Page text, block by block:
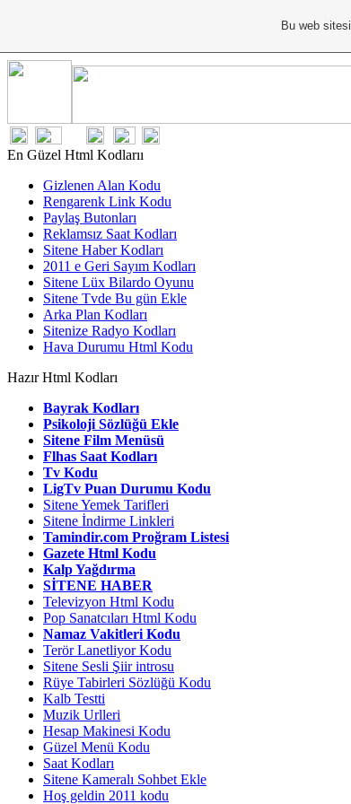
En Güzel Html Kodlarıı
Gizlenen Alan Kodu
Rengarenk Link Kodu
Paylaş Butonları
Reklamsız Saat Kodları
Sitene Haber Kodları
2011 e Geri Sayım Kodları
Sitene Lüx Bilardo Oyunu
Sitene Tvde Bu gün Ekle
Arka Plan Kodları
Sitenize Radyo Kodları
Hava Durumu Html Kodu
Hazır Html Kodları
Bayrak Kodları
Psikoloji Sözlüğü Ekle
Sitene Film Menüsü
Flhas Saat Kodları
Tv Kodu
LigTv Puan Durumu Kodu
Sitene Yemek Tarifleri
Sitene İndirme Linkleri
Tamindir.com Proğram Listesi
Gazete Html Kodu
Kalp Yağdırma
SİTENE HABER
Televizyon Html Kodu
Pop Sanatcıları Html Kodu
Namaz Vakitleri Kodu
Terör Lanetliyor Kodu
Sitene Sesli Şiir introsu
Rüye Tabirleri Sözlüğü Kodu
Kalb Testti
Muzik Urlleri
Hesap Makinesi Kodu
Güzel Menü Kodu
Saat Kodları
Sitene Kameralı Sohbet Ekle
Hoş geldin 2011 kodu
Bu web sitesi